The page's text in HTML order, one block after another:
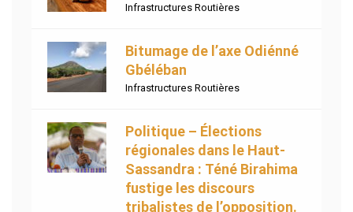
Infrastructures Routières
Bitumage de l’axe Odiénné
Gbéléban
Infrastructures Routières
Politique – Élections
régionales dans le Haut-
Sassandra : Téné Birahima
fustige les discours
tribalistes de l’opposition.